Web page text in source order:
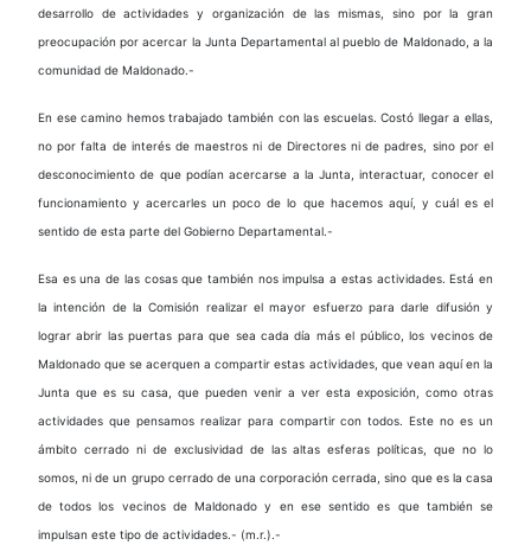
desarrollo de actividades y organización de las mismas, sino por la gran
preocupación por acercar la Junta Departamental al pueblo de Maldonado, a la
comunidad de Maldonado.-
En ese camino hemos trabajado también con las escuelas. Costó llegar a ellas,
no por falta de interés de maestros ni de Directores ni de padres, sino por el
desconocimiento de que podían acercarse a la Junta, interactuar, conocer el
funcionamiento y acercarles un poco de lo que hacemos aquí, y cuál es el
sentido de esta parte del Gobierno Departamental.-
Esa es una de las cosas que también nos impulsa a estas actividades. Está en
la intención de la Comisión realizar el mayor esfuerzo para darle difusión y
lograr abrir las puertas para que sea cada día más el público, los vecinos de
Maldonado que se acerquen a compartir estas actividades, que vean aquí en la
Junta que es su casa, que pueden venir a ver esta exposición, como otras
actividades que pensamos realizar para compartir con todos. Este no es un
ámbito cerrado ni de exclusividad de las altas esferas políticas, que no lo
somos, ni de un grupo cerrado de una corporación cerrada, sino que es la casa
de todos los vecinos de Maldonado y en ese sentido es que también se
impulsan este tipo de actividades.- (m.r.).-